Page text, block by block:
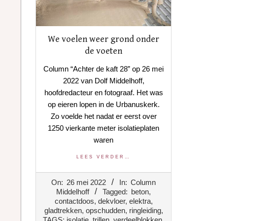
We voelen weer grond onder
de voeten
Column “Achter de kaft 28” op 26 mei
2022 van Dolf Middelhoff,
hoofdredacteur en fotograaf. Het was
op eieren lopen in de Urbanuskerk.
Zo voelde het nadat er eerst over
1250 vierkante meter isolatieplaten
waren
LEES VERDER…
On: 26 mei 2022 In: Column
Middelhoff
Tagged: beton,
contactdoos, dekvloer, elektra,
gladtrekken, opschudden, ringleiding,